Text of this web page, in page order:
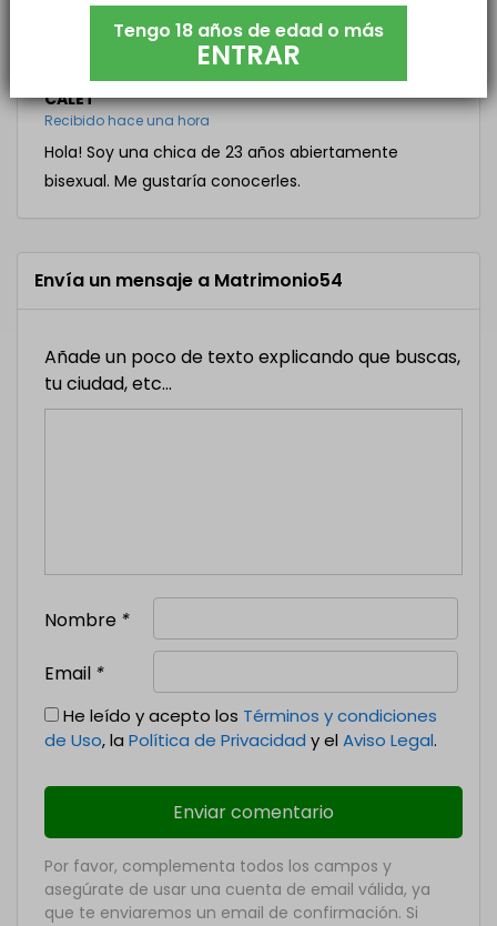
Matrimonio54 ha respondido a este mensaje!
CALET
Recibido hace una hora
Hola! Soy una chica de 23 años abiertamente
bisexual. Me gustaría conocerles.
Envía un mensaje a Matrimonio54
Añade un poco de texto explicando que buscas,
tu ciudad, etc...
Nombre *
Email *
He leído y acepto los Términos y condiciones
de Uso, la Política de Privacidad y el Aviso Legal.
Por favor, complementa todos los campos y
asegúrate de usar una cuenta de email válida, ya
que te enviaremos un email de confirmación. Si
Tengo 18 años de edad o más
ENTRAR